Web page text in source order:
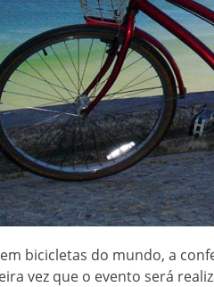
bicicletas do mundo, a
vez que o evento será